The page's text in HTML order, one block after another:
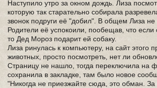
Наступило утро за окном дождь. Лиза
которую так старательно собирала
звонок подруги её "добил". В общем Лиза не
Родители её успокоили, пообещав, что если
то Дед Мороз подарит ей собаку.
Лиза ринулась к компьютеру, на сайт этого
животных, просто посмотреть, нет ли
Страницу не нашло, тогда переключила на
сохранила в закладке, там было новое
"Никогда не приезжайте сюда, это обман.